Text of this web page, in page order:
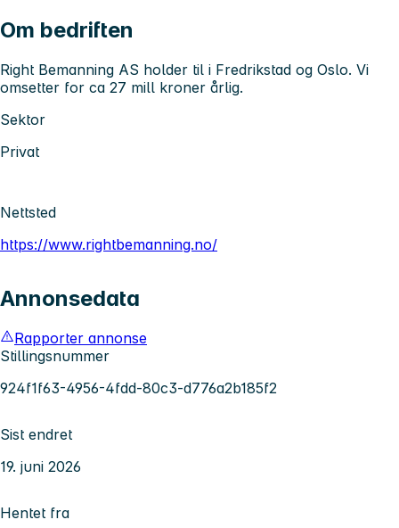
Om bedriften
Right Bemanning AS holder til i Fredrikstad og Oslo. Vi
omsetter for ca 27 mill kroner årlig.
Sektor
Privat
Nettsted
https://www.rightbemanning.no/
Annonsedata
Rapporter annonse
Stillingsnummer
924f1f63-4956-4fdd-80c3-d776a2b185f2
Sist endret
19. juni 2026
Hentet fra